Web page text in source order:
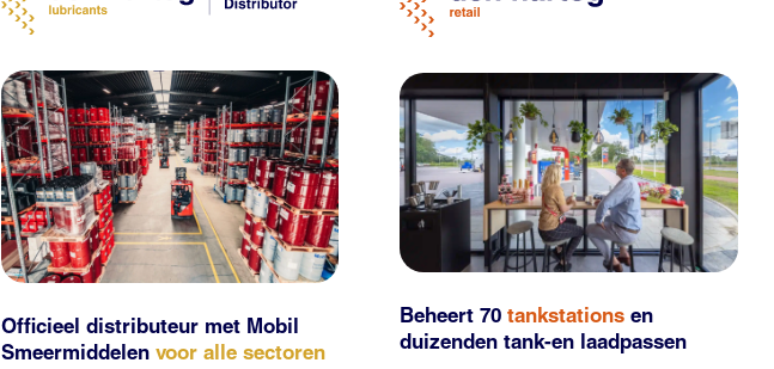
Officieel distributeur met Mobil
Smeermiddelen voor alle sectoren
Beheert 70tankstationsen
duizendentank-en laadpassen